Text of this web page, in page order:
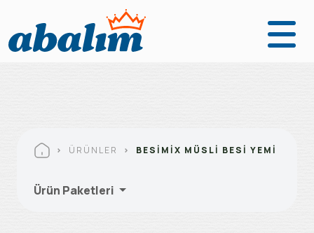
ÜRÜNLER BESIMIX MÜSLI BESI YEMI
Ürün Paketleri